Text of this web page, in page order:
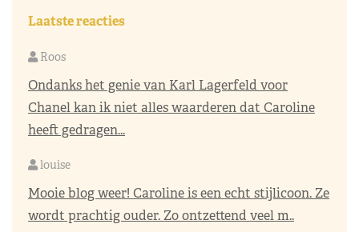
Laatste reacties
Roos
Ondanks het genie van Karl Lagerfeld voor
Chanel kan ik niet alles waarderen dat Caroline
heeft gedragen...
louise
Mooie blog weer! Caroline is een echt stijlicoon. Ze
wordt prachtig ouder. Zo ontzettend veel m..